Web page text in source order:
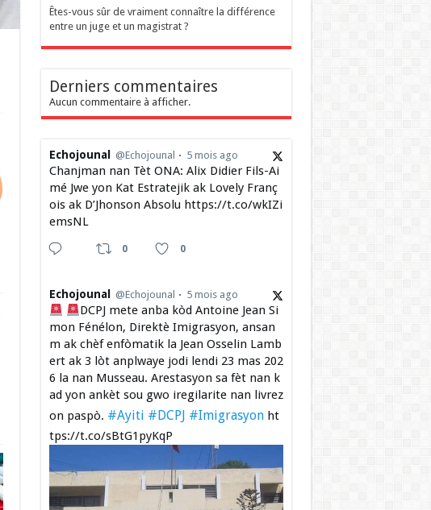
Êtes-vous sûr de vraiment connaître la différence
entre un juge et un magistrat ?
Derniers commentaires
Aucun commentaire à afficher.
Echojounal @Echojounal 5 mois ago
Chanjman nan Tèt ONA: Alix Didier Fils-Ai
mé Jwe yon Kat Estratejik ak Lovely Franç
ois ak D’Jhonson Absolu https://t.co/wkIZi
emsNL
0 0
Echojounal @Echojounal 5 mois ago
DCPJ mete anba kòd Antoine Jean Si
mon Fénélon, Direktè Imigrasyon, ansan
m ak chèf enfòmatik la Jean Osselin Lamb
ert ak 3 lòt anplwaye jodi lendi 23 mas 202
6 la nan Musseau. Arestasyon sa fèt nan k
ad yon ankèt sou gwo iregilarite nan livrez
on paspò. #Ayiti #DCPJ #Imigrasyonht
tps://t.co/sBtG1pyKqP